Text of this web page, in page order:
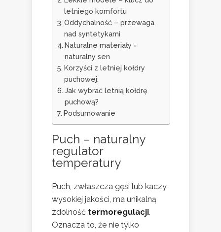
letniego komfortu
Oddychalność – przewaga
nad syntetykami
Naturalne materiały =
naturalny sen
Korzyści z letniej kołdry
puchowej:
Jak wybrać letnią kołdrę
puchową?
Podsumowanie
Puch – naturalny
regulator
temperatury
Puch, zwłaszcza gęsi lub kaczy
wysokiej jakości, ma unikalną
zdolność termoregulacji.
Oznacza to, że nie tylko